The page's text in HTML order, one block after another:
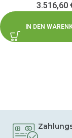
3.516,60
IN DEN